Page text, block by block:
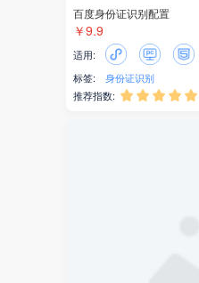
优惠券
消费券
O2O
百度身份证识别配置
￥9.9
适用:
标签:
身份证识别
推荐指数:     